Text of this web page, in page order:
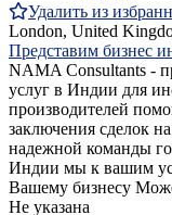
Удалить из
London, United
Представим бизнес
NAMA Consultants -
услуг в Индии для
производителей
заключения сделок
надежной команды
Индии мы к вашим
Вашему бизнесу
Не указана